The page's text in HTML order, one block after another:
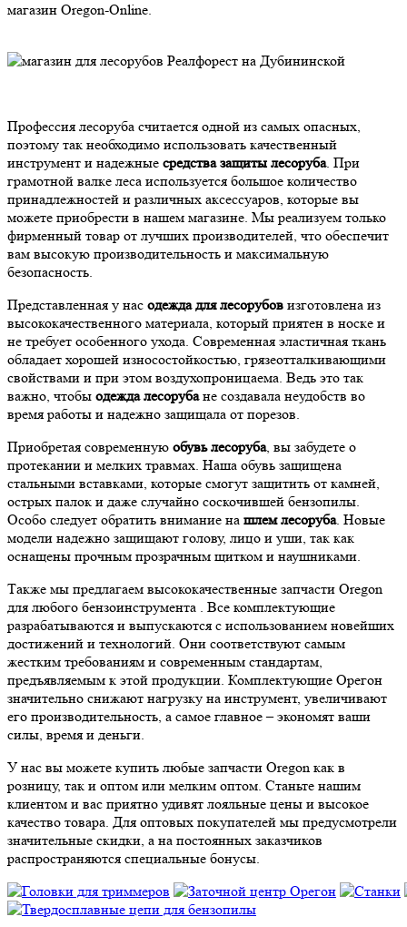
магазин Oregon-Online.
Профессия лесоруба считается одной из самых опасных,
поэтому так необходимо использовать качественный
инструмент и надежные средства защиты лесоруба. При
грамотной валке леса используется большое количество
принадлежностей и различных аксессуаров, которые вы
можете приобрести в нашем магазине. Мы реализуем только
фирменный товар от лучших производителей, что обеспечит
вам высокую производительность и максимальную
безопасность.
Представленная у нас одежда для лесорубов изготовлена из
высококачественного материала, который приятен в носке и
не требует особенного ухода. Современная эластичная ткань
обладает хорошей износостойкостью, грязеотталкивающими
свойствами и при этом воздухопроницаема. Ведь это так
важно, чтобы одежда лесорубане создавала неудобств во
время работы и надежно защищала от порезов.
Приобретая современную обувь лесоруба, вы забудете о
протекании и мелких травмах. Наша обувь защищена
стальными вставками, которые смогут защитить от камней,
острых палок и даже случайно соскочившей бензопилы.
Особо следует обратить внимание на шлем лесоруба. Новые
модели надежно защищают голову, лицо и уши, так как
оснащены прочным прозрачным щитком и наушниками.
Также мы предлагаем высококачественные запчасти Oregon
для любого бензоинструмента . Все комплектующие
разрабатываются и выпускаются с использованием новейших
достижений и технологий. Они соответствуют самым
жестким требованиям и современным стандартам,
предъявляемым к этой продукции. Комплектующие Орегон
значительно снижают нагрузку на инструмент, увеличивают
его производительность, а самое главное – экономят ваши
силы, время и деньги.
У нас вы можете купить любые запчасти Oregon как в
розницу, так и оптом или мелким оптом. Станьте нашим
клиентом и вас приятно удивят лояльные цены и высокое
качество товара. Для оптовых покупателей мы предусмотрели
значительные скидки, а на постоянных заказчиков
распространяются специальные бонусы.